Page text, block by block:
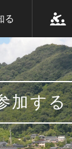
る
加する